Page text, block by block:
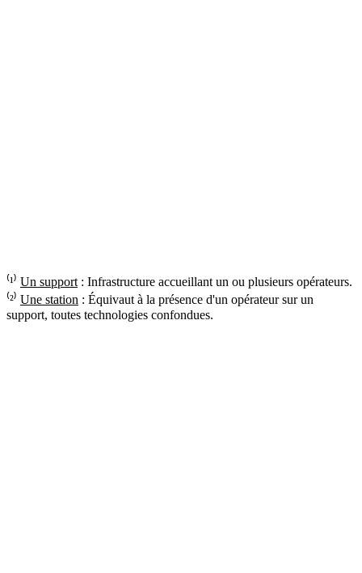
⁽¹⁾ Un support : Infrastructure accueillant un ou plusieurs opérateurs.
⁽²⁾ Une station : Équivaut à la présence d'un opérateur sur un
support, toutes technologies confondues.